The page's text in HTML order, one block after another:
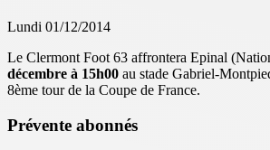
Lundi 01/12/2014
Le Clermont Foot 63 affrontera Epinal
décembre à 15h00 au stade Gabriel-
8ème tour de la Coupe de France.
Prévente abonnés